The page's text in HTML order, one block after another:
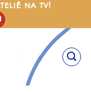
NA TV!